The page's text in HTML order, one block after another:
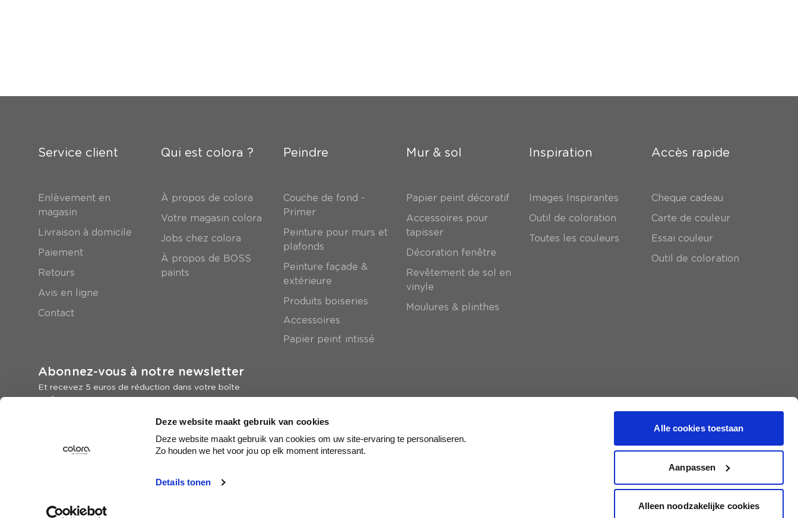
Deze website maakt gebruik van cookies
Deze website maakt gebruik van cookies om uw site-ervaring te personaliseren.
Zo houden we het voor jou op elk moment interessant.
Details tonen
Alle cookies toestaan
Aanpassen
Alleen noodzakelijke cookies
Service client
Enlèvement en
magasin
Livraison à domicile
Paiement
Retours
Avis en ligne
Contact
Qui est colora ?
À propos de colora
Votre magasin colora
Jobs chez colora
À propos de BOSS
paints
Peindre
Couche de fond -
Primer
Peinture pour murs et
plafonds
Peinture façade &
extérieure
Produits boiseries
Accessoires
Papier peint intissé
Mur & sol
Papier peint décoratif
Accessoires pour
tapisser
Décoration fenêtre
Revêtement de sol en
vinyle
Moulures & plinthes
Inspiration
Images Inspirantes
Outil de coloration
Toutes les couleurs
Accès rapide
Cheque cadeau
Carte de couleur
Essai couleur
Outil de coloration
Abonnez-vous à notre newsletter
Et recevez 5 euros de réduction dans votre boîte
mail
Inscrivez-vous